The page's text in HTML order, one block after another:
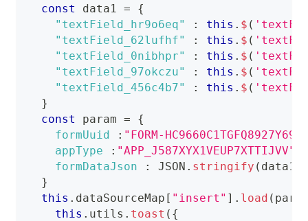
const
data1 =
{
"textField_hr9o6eq"
: this . $ (
"textField_62lufhf"
: this . $ (
"textField_0nibhpr"
: this . $ (
"textField_97okczu"
: this . $ (
"textField_456c4b7"
: this . $ (
}
const
param =
{
formUuid
: "FORM-
appType
: "APP_J587XYX1VEUP7XTTIJVV"
formDataJson
: JSON . stringify ( data1
}
this . dataSourceMap [ "insert" ] . load (
this . utils . toast ( {